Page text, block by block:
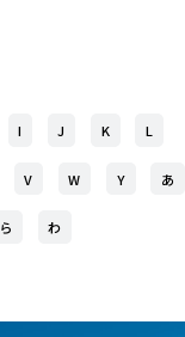
I J K L
V W Y あ
ら わ